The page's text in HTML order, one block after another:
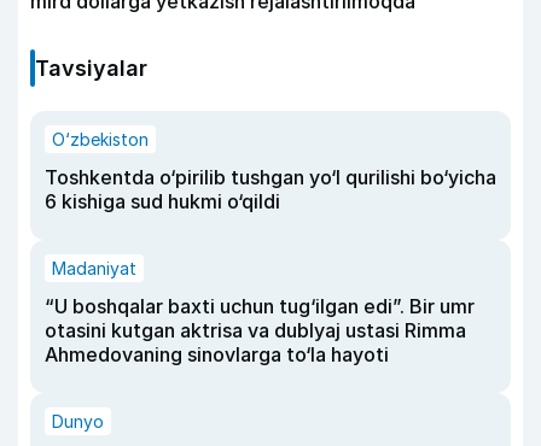
Tavsiyalar
O‘zbekiston
Toshkentda o‘pirilib tushgan yo‘l qurilishi bo‘yicha
6 kishiga sud hukmi o‘qildi
Madaniyat
“U boshqalar baxti uchun tug‘ilgan edi”. Bir umr
otasini kutgan aktrisa va dublyaj ustasi Rimma
Ahmedovaning sinovlarga to‘la hayoti
Dunyo